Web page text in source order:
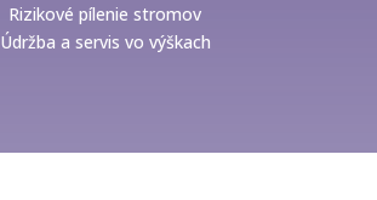
Rizikové pílenie stromov
Údržba a servis vo výškach